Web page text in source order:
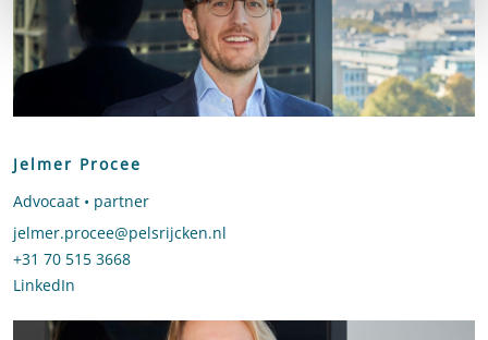
Jelmer Procee
Advocaat • partner
Stuur een e-mail naar Jelmer Procee
jelmer.procee@pelsrijcken.nl
Bel naar Jelmer Procee
+31 70 515 3668
LinkedIn